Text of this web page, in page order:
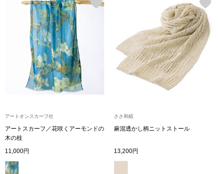
アクセサリー
その他
シューズ
スリップオン
アートオンスカーフ社
アートスカーフ／花咲くアーモンドの
木の枝
11,000円
ささ和紙
麻混透かし柄ニットストール
13,200円